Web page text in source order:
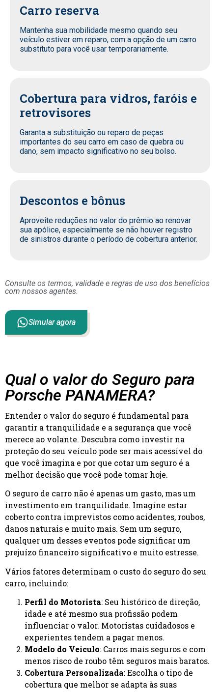
Carro reserva
Mantenha sua mobilidade mesmo quando seu
veículo estiver em reparo, com a opção de um carro
substituto para você usar temporariamente.
Cobertura para vidros, faróis e
retrovisores
Garanta a substituição ou reparo de peças
importantes do seu carro em caso de quebra ou
dano, sem impacto significativo no seu bolso.
Descontos e bônus
Aproveite reduções no valor do prêmio ao renovar
sua apólice, especialmente se não houver registro
de sinistros durante o período de cobertura anterior.
Consulte os termos, validade e regras de uso dos benefícios
com nossos agentes.
Simular agora
Qual o valor do Seguro para
Porsche PANAMERA?
Entender o valor do seguro é fundamental para
garantir a tranquilidade e a segurança que você
merece ao volante. Descubra como investir na
proteção do seu veículo pode ser mais acessível do
que você imagina e por que cotar um seguro é a
melhor decisão que você pode tomar hoje.
O seguro de carro não é apenas um gasto, mas um
investimento em tranquilidade. Imagine estar
coberto contra imprevistos como acidentes, roubos,
danos naturais e muito mais. Sem um seguro,
qualquer um desses eventos pode significar um
prejuízo financeiro significativo e muito estresse.
Vários fatores determinam o custo do seguro do seu
carro, incluindo:
Perfil do Motorista: Seu histórico de direção,
idade e até mesmo sua profissão podem
influenciar o valor. Motoristas cuidadosos e
experientes tendem a pagar menos.
Modelo do Veículo: Carros mais seguros e com
menos risco de roubo têm seguros mais baratos.
Cobertura Personalizada: Escolha o tipo de
cobertura que melhor se adapta às suas